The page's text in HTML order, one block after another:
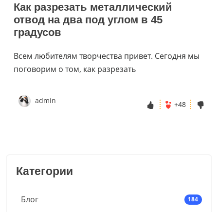
Категории
Блог 184
Как разрезать металлический
отвод на два под углом в 45
градусов
Всем любителям творчества привет. Сегодня мы
поговорим о том, как разрезать
admin +48